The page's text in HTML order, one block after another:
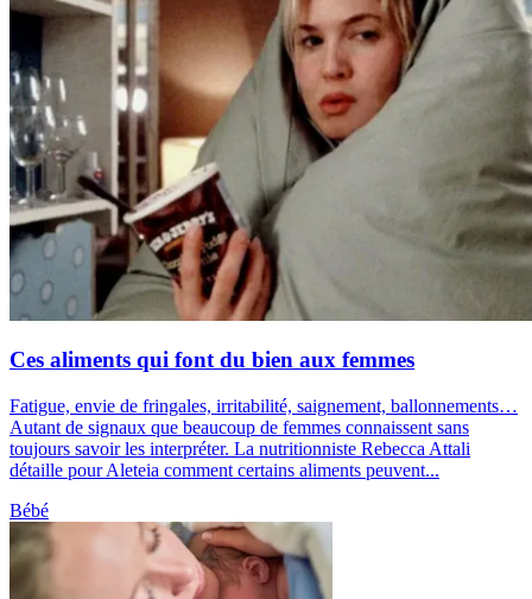
Ces aliments qui font du bien aux femmes
Fatigue, envie de fringales, irritabilité, saignement, ballonnements…
Autant de signaux que beaucoup de femmes connaissent sans
toujours savoir les interpréter. La nutritionniste Rebecca Attali
détaille pour Aleteia comment certains aliments peuvent...
Bébé